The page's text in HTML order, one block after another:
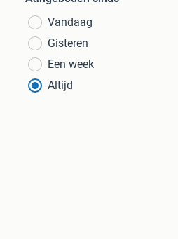
Vandaag
Gisteren
Een week
Altijd